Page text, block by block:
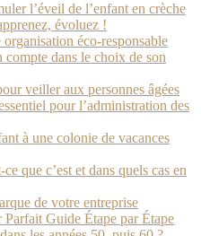
l’éveil de l’enfant en crèche
évoluez !
éco-responsable
compte dans le choix de son
veiller aux personnes âgées
pour l’administration des
à une colonie de vacances
que c’est et dans quels cas en
de votre entreprise
Guide Étape par Étape